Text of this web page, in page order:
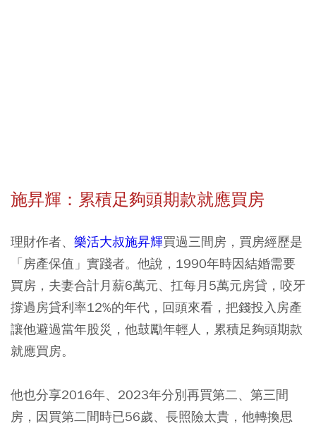
施昇輝：累積足夠頭期款就應買房
理財作者、 樂活大叔施昇輝買過三間房，買房經歷是
「房產保值」實踐者。他說，1990年時因結婚需要
買房，夫妻合計月薪6萬元、扛每月5萬元房貸，咬牙
撐過房貸利率12%的年代，回頭來看，把錢投入房產
讓他避過當年股災，他鼓勵年輕人，累積足夠頭期款
就應買房。
他也分享2016年、2023年分別再買第二、第三間
房，因買第二間時已56歲、長照險太貴，他轉換思